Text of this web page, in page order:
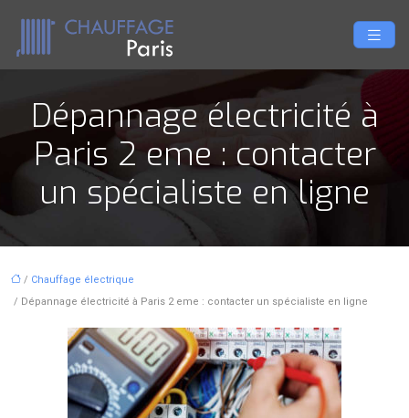
Dépannage électricité à
Paris 2 eme : contacter
un spécialiste en ligne
/ Chauffage électrique
/ Dépannage électricité à Paris 2 eme : contacter un spécialiste en ligne